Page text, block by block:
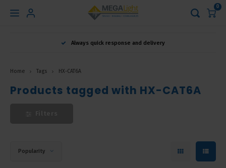
Hoofdmenu
Français
0
Always quick response and delivery
Home Tags HX-CAT6A
Products tagged with HX-CAT6A
Popularity